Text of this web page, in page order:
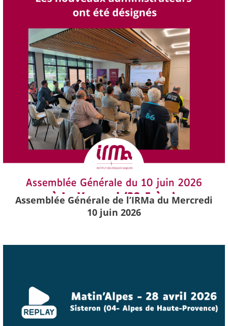
Assemblée Générale de l’IRMa du Mercredi
10 juin 2026